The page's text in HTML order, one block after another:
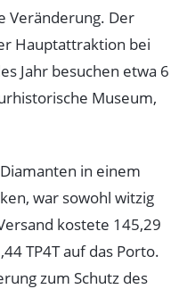
Veränderung. Der
Hauptattraktion bei
Jahr besuchen etwa 6
Museum,
in einem
war sowohl witzig
kostete 145,29
TP4T auf das Porto.
zum Schutz des